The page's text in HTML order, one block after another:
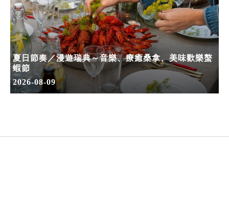
夏日節奏／漫遊瑞典～音樂、療癒桑拿、美味歡樂螯
蝦節
2026-08-09